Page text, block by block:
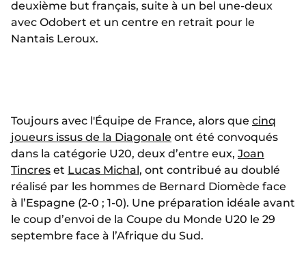
deuxième but français, suite à un bel une-deux
avec Odobert et un centre en retrait pour le
Nantais Leroux.
Toujours avec l'Équipe de France, alors que cinq
joueurs issus de la Diagonale ont été convoqués
dans la catégorie U20, deux d’entre eux, Joan
Tincres et Lucas Michal, ont contribué au doublé
réalisé par les hommes de Bernard Diomède face
à l’Espagne (2-0 ; 1-0). Une préparation idéale avant
le coup d’envoi de la Coupe du Monde U20 le 29
septembre face à l’Afrique du Sud.